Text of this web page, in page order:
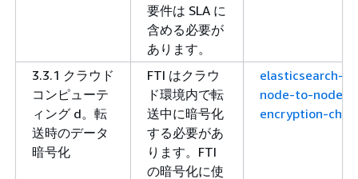
要件は SLA に
含める必要が
あります。
3.3.1 クラウド
コンピューテ
ィング d。転
送時のデータ
暗号化
FTI はクラウ
ド環境内で転
送中に暗号化
する必要があ
ります。FTI
の暗号化に使
elasticsearch-
node-to-node-
encryption-